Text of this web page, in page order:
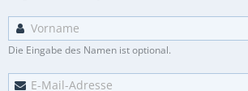
Die Eingabe des Namen ist optional.